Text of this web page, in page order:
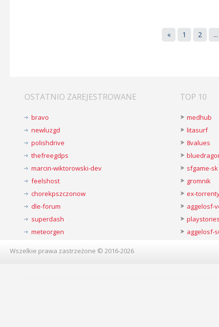
« 1 2 ...
OSTATNIO ZAREJESTROWANE
bravo
newluzgd
polishdrive
thefreegdps
marcin-wiktorowski-dev
feelshost
chorekpszczonow
dle-forum
superdash
meteorgen
TOP 10
medhub
litasurf
8values
sfgame-sk
gromnik
ex-
aggelosf-
aggelosf-
Wszelkie prawa zastrzeżone © 2016-2026